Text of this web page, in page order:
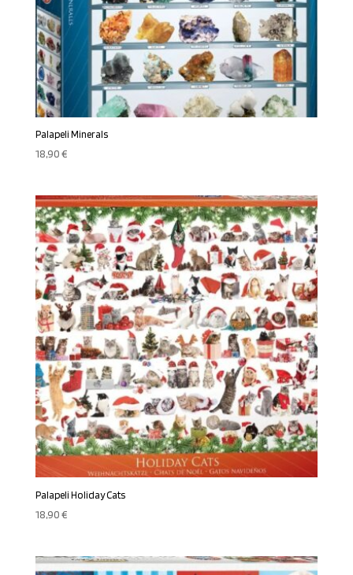
Palapeli Minerals
18,90€
Palapeli Holiday Cats
18,90€